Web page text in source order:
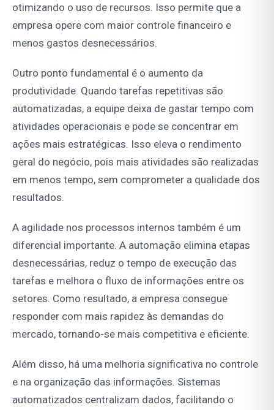
otimizando o uso de recursos. Isso permite que a
empresa opere com maior controle financeiro e
menos gastos desnecessários.
Outro ponto fundamental é o aumento da
produtividade. Quando tarefas repetitivas são
automatizadas, a equipe deixa de gastar tempo com
atividades operacionais e pode se concentrar em
ações mais estratégicas. Isso eleva o rendimento
geral do negócio, pois mais atividades são realizadas
em menos tempo, sem comprometer a qualidade dos
resultados.
A agilidade nos processos internos também é um
diferencial importante. A automação elimina etapas
desnecessárias, reduz o tempo de execução das
tarefas e melhora o fluxo de informações entre os
setores. Como resultado, a empresa consegue
responder com mais rapidez às demandas do
mercado, tornando-se mais competitiva e eficiente.
Além disso, há uma melhoria significativa no controle
e na organização das informações. Sistemas
automatizados centralizam dados, facilitando o